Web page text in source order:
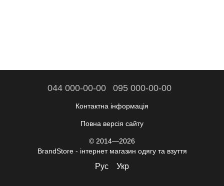
044 000-00-00 095 000-00-00
Контактна інформація
Повна версія сайту
© 2014—2026
BrandStore - інтернет магазин одягу та взуття
Рус Укр